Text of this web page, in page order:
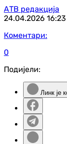
АТВ редакција
24.04.2026 16:23
Коментари:
0
Подијели:
Линк је